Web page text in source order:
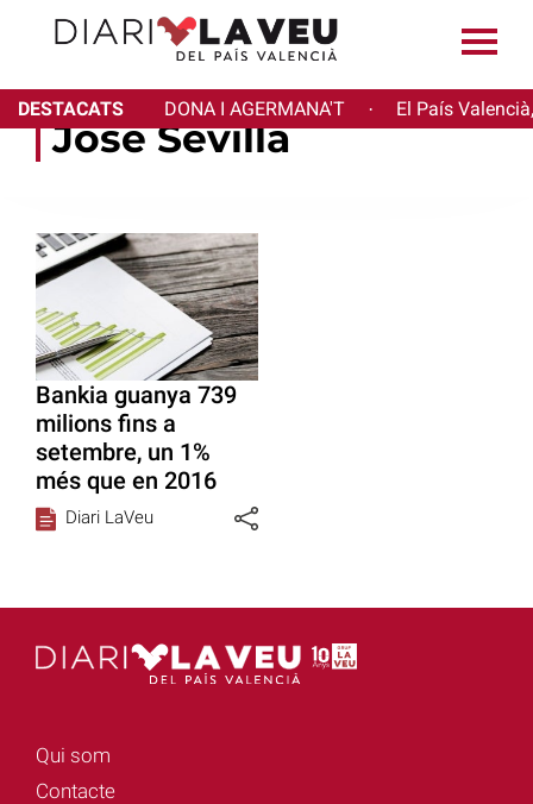
DESTACATS DONA I AGERMANA'T · El País
José Sevilla
Bankia guanya 739
milions fins a
setembre, un 1%
més que en 2016
Diari LaVeu
Qui som
Contacte